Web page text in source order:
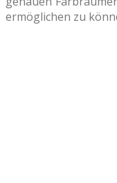
ermöglichen zu